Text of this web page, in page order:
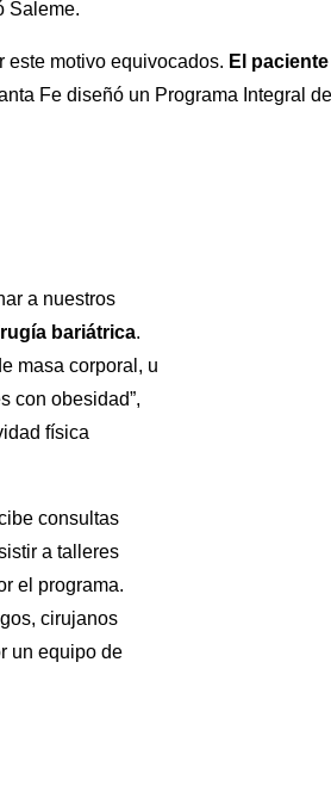
Saleme.
este motivo equivocados. El
Fe diseñó un Programa Integral
a nuestros
bariátrica.
masa corporal, u
con obesidad”,
física
consultas
a talleres
el programa.
cirujanos
un equipo de